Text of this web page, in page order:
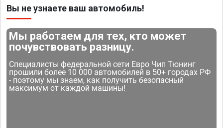
Вы не узнаете ваш автомобиль!
Мы работаем для тех, кто может
почувствовать разницу.
Специалисты федеральной сети Евро Чип Тюнинг
прошили более 10 000 автомобилей в 50+ городах РФ
- поэтому мы знаем, как получить безопасный
максимум от каждой машины!